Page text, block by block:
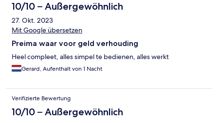
10/10 – Außergewöhnlich
27. Okt. 2023
Mit Google übersetzen
Preima waar voor geld verhouding
Heel compleet, alles simpel te bedienen, alles werkt
Gerard, Aufenthalt von 1 Nacht
Verifizierte Bewertung
10/10 – Außergewöhnlich